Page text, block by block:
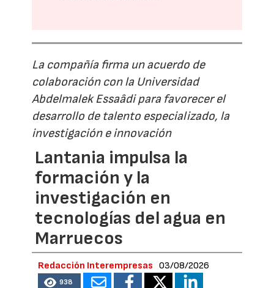
La compañía firma un acuerdo de
colaboración con la Universidad
Abdelmalek Essaâdi para favorecer el
desarrollo de talento especializado, la
investigación e innovación
Lantania impulsa la
formación y la
investigación en
tecnologías del agua en
Marruecos
Redacción Interempresas 03/08/2026
938